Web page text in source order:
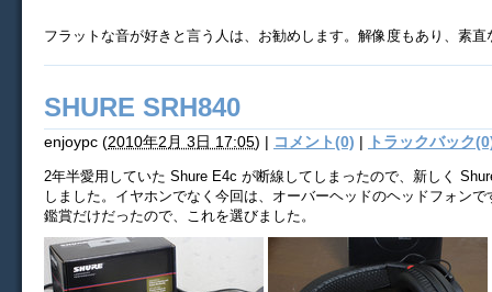
フラットな音が好きと言う人は、お勧めします。解像度もあり、素直
SHURE SRH840
enjoypc (2010年2月 3日 17:05) | コメント(0) | トラックバック
2年半愛用していた Shure E4c が断線してしまったので、新しく
しました。イヤホンでなく今回は、オーバーヘッドのヘッドフォン
鑑賞だけだったので、これを選びました。